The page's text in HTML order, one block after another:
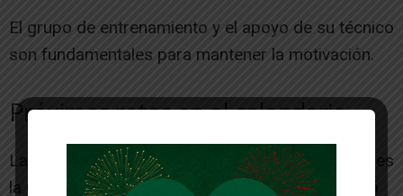
El grupo de entrenamiento y el apoyo de su técnico
son fundamentales para mantener la motivación.
Próximos retos en el calendario
La temporada no da tregua. Su siguiente parada es
la Copa de la Reina en Valencia, donde competirá